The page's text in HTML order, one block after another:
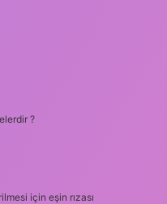
?
için eşin rızası